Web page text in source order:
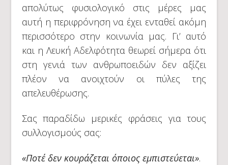
απολύτως φυσιολογικό στις μέρες μας
αυτή η περιφρόνηση να έχει ενταθεί ακόμη
περισσότερο στην κοινωνία μας. Γι’ αυτό
και η Λευκή Αδελφότητα θεωρεί σήμερα ότι
στη γενιά των ανθρωποειδών δεν αξίζει
πλέον να ανοιχτούν οι πύλες της
απελευθέρωσης.
Σας παραδίδω μερικές φράσεις για τους
συλλογισμούς σας:
«Ποτέ δεν κουράζεται όποιος εμπιστεύεται».